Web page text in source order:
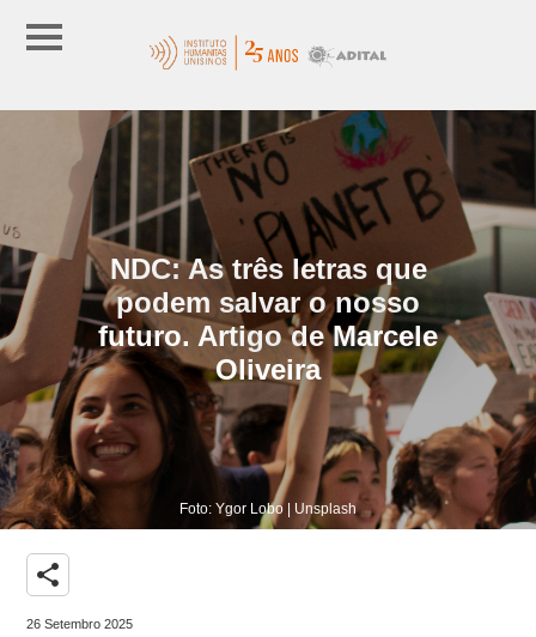
NDC: As três letras que
podem salvar o nosso
futuro. Artigo de Marcele
Oliveira
Foto: Ygor Lobo | Unsplash
share
26 Setembro 2025